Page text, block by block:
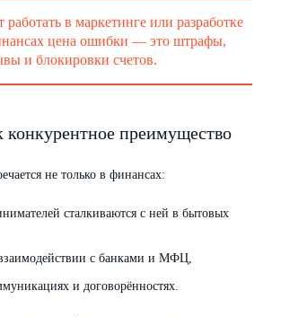
работать в маркетинге или разработке
цена ошибки — это штрафы,
и блокировки счетов.
конкурентное преимущество
не только в финансах:
сталкиваются с ней в бытовых
с банками и МФЦ,
и договорённостях.